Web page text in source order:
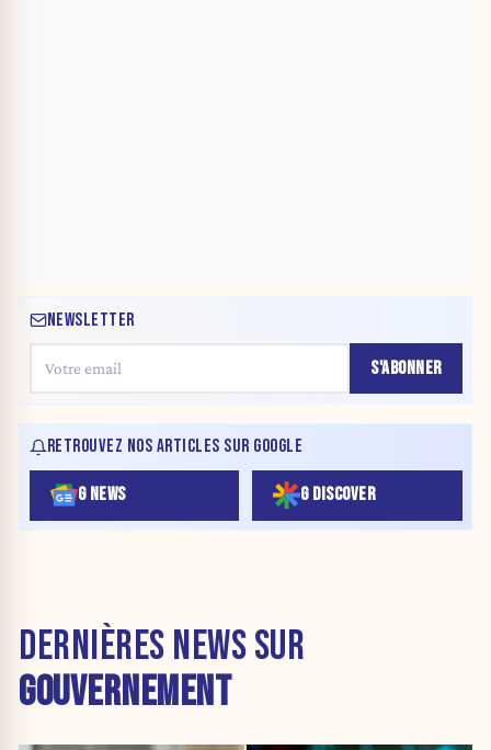
NEWSLETTER
S'ABONNER
RETROUVEZ NOS ARTICLES SUR GOOGLE
G NEWS G DISCOVER
DERNIÈRES NEWS SUR
GOUVERNEMENT